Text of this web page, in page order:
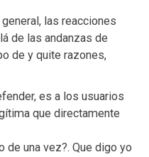
las reacciones
de las andanzas de
de y quite razones,
es a los usuarios
que directamente
de una vez?. Que digo yo